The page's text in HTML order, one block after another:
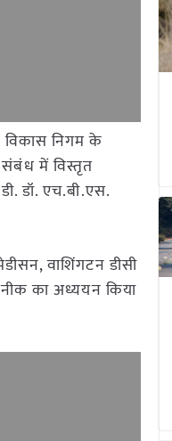
विकास निगम के
संबंध में विस्तृत
डॉ. एच.बी.एस.
वाशिंगटन डीसी
का अध्ययन किया